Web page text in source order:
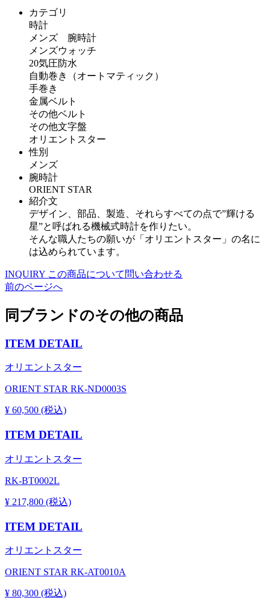
カテゴリ
時計
メンズ 腕時計
メンズウォッチ
20気圧防水
自動巻き（オートマティック）
手巻き
金属ベルト
その他ベルト
その他文字盤
オリエントスター
性別
メンズ
腕時計
ORIENT STAR
紹介文
デザイン、部品、製造、それらすべての点で”輝ける
星”と呼ばれる機械式時計を作りたい。
そんな職人たちの願いが「オリエントスター」の名に
は込められています。
INQUIRY この商品について問い合わせる
前のページへ
同ブランドのその他の商品
ITEM DETAIL
オリエントスター
ORIENT STAR RK-ND0003S
¥ 60,500 (税込)
ITEM DETAIL
オリエントスター
RK-BT0002L
¥ 217,800 (税込)
ITEM DETAIL
オリエントスター
ORIENT STAR RK-AT0010A
¥ 80,300 (税込)